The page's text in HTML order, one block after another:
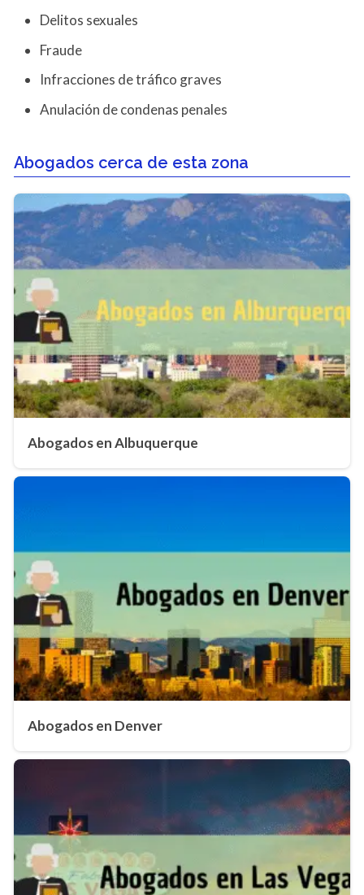
Delitos sexuales
Fraude
Infracciones de tráfico graves
Anulación de condenas penales
Abogados cerca de esta zona
Abogados en Albuquerque
Abogados en Denver